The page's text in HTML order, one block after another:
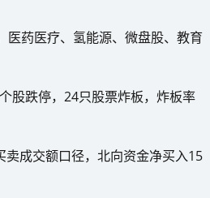
医药医疗、氢能源、微盘股、教育
股跌停，24只股票炸板，炸板率
成交额口径，北向资金净买入15